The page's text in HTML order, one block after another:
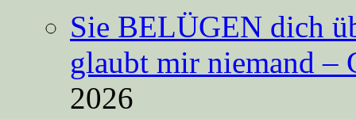
Sie BELÜGEN dich
glaubt mir niemand –
2026